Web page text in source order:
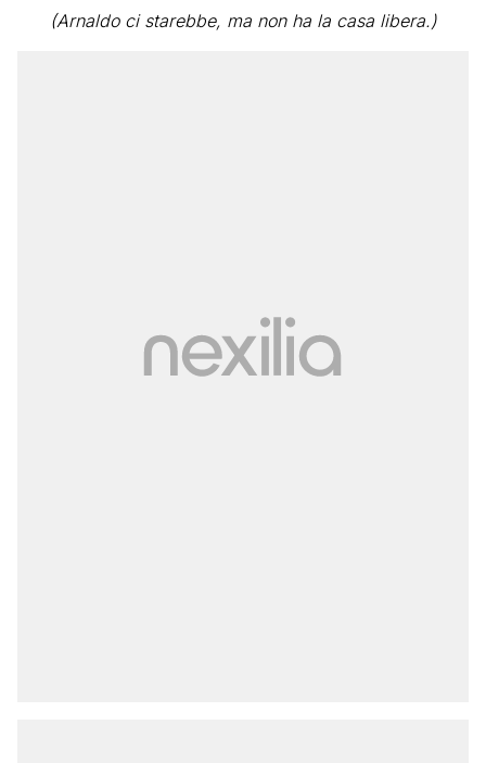
(Arnaldo ci starebbe, ma non ha la casa libera.)